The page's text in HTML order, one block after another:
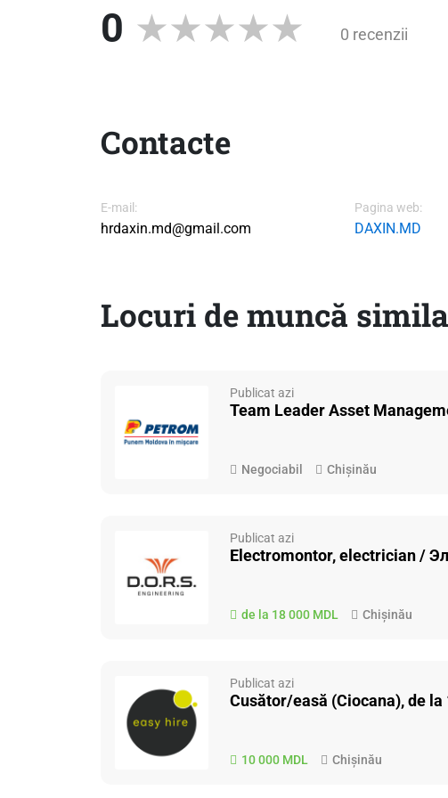
0 0 recenzii
Contacte
E-mail:
hrdaxin.md@gmail.com
Pagina web:
DAXIN.MD
Locuri de muncă
Publicat azi
Team Leader Asset
Negociabil Chișinău
Publicat azi
Electromontor, electrician /
de la 18 000 MDL Chișinău
Publicat azi
Cusător/easă (Ciocana), de la
10 000 MDL Chișinău